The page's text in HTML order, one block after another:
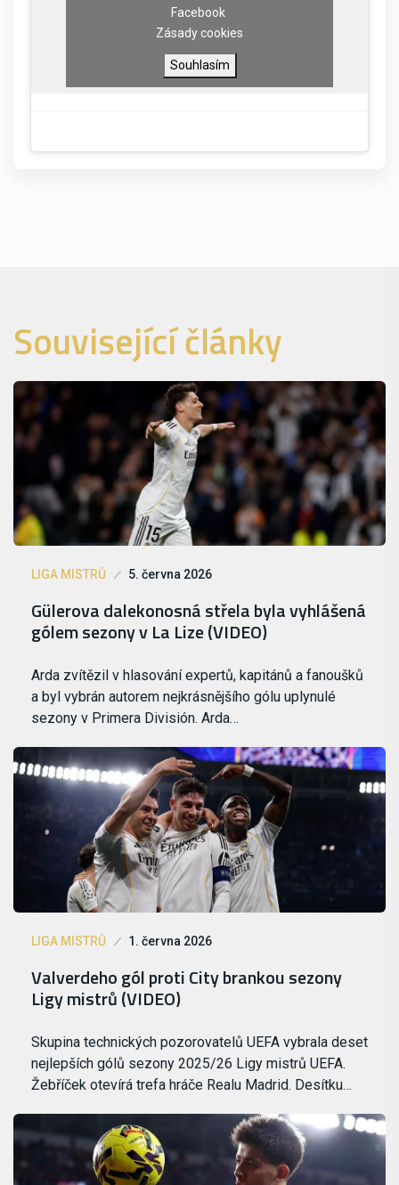
Facebook
Zásady cookies
Souhlasím
Související články
LIGA MISTRŮ 5. června 2026
Gülerova dalekonosná střela byla vyhlášená
gólem sezony v La Lize (VIDEO)
Arda zvítězil v hlasování expertů, kapitánů a fanoušků
a byl vybrán autorem nejkrásnějšího gólu uplynulé
sezony v Primera División. Arda…
LIGA MISTRŮ 1. června 2026
Valverdeho gól proti City brankou sezony
Ligy mistrů (VIDEO)
Skupina technických pozorovatelů UEFA vybrala deset
nejlepších gólů sezony 2025/26 Ligy mistrů UEFA.
Žebříček otevírá trefa hráče Realu Madrid. Desítku…